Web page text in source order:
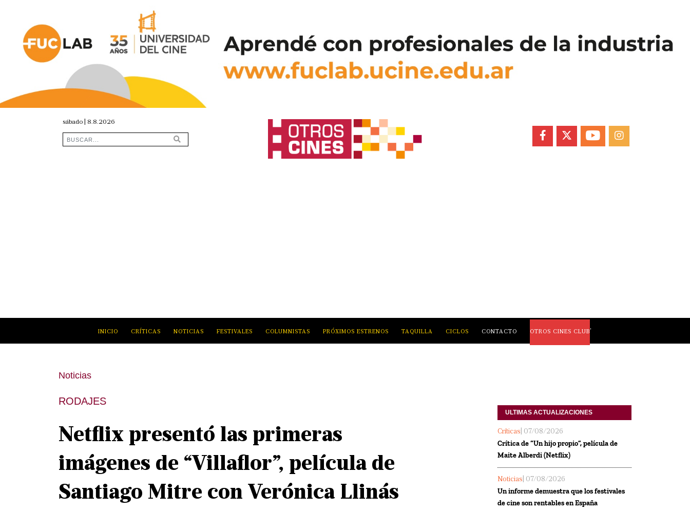
sábado | 8.8.2026
FACEBOOKYOUTUBEINSTAGRAM
INICIO CRÍTICAS NOTICIAS FESTIVALES COLUMNISTAS PRÓXIMOS ESTRENOS TAQUILLA CICLOS CONTACTO OTROS CINES CLUB
Noticias
RODAJES
Netflix presentó las primeras
imágenes de “Villaflor”, película de
Santiago Mitre con Verónica Llinás
ULTIMAS ACTUALIZACIONES
Críticas | 07/08/2026
Crítica de “Un hijo propio”, película de
Maite Alberdi (Netflix)
Noticias | 07/08/2026
Un informe demuestra que los festivales
de cine son rentables en España